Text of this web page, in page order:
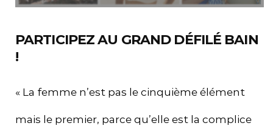
PARTICIPEZ AU GRAND DÉFILÉ BAIN
!
« La femme n’est pas le cinquième élément
mais le premier, parce qu’elle est la complice